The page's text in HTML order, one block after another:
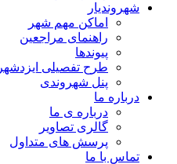
شهروندیار
اماکن مهم شهر
راهنمای مراجعین
پیوند‌ها
طرح تفصیلی ایزدشهر
پنل شهروندی
درباره ما
درباره ی ما
گالری تصاویر
پرسش های متداول
تماس با ما